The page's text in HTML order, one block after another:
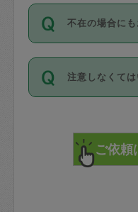
を依頼してく
参考
【詳細
写真を撮り、
詳細FAQ：
1. 直前キャン
共通）
72時間を超え
料が発生しま
直前キャンセ
72時間前〜
「お試し利用
せんが、「一
とによって、
まず、条件の
みてください
その後、一番
不在の場合に
不在の場合の
が必要です。
ジさんと依頼
てください。
不在時に部屋
注意しなくて
で、必ず鍵の
れて依頼者の
けてください。